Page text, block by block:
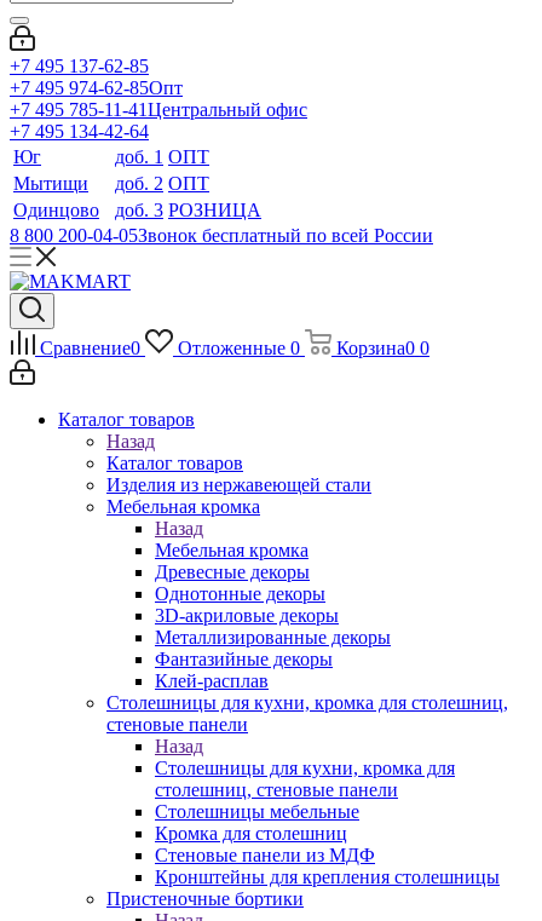
+7 495 137-62-85
+7 495 974-62-85Опт
+7 495 785-11-41Центральный офис
+7 495 134-42-64
Юг
доб. 1 ОПТ
Мытищи
доб. 2 ОПТ
Одинцово
доб. 3 РОЗНИЦА
8 800 200-04-05Звонок бесплатный по всей России
Сравнение0 Отложенные 0 Корзина0 0
Каталог товаров
Назад
Каталог товаров
Изделия из нержавеющей стали
Мебельная кромка
Назад
Мебельная кромка
Древесные декоры
Однотонные декоры
3D-акриловые декоры
Металлизированные декоры
Фантазийные декоры
Клей-расплав
Столешницы для кухни, кромка для столешниц,
стеновые панели
Назад
Столешницы для кухни, кромка для
столешниц, стеновые панели
Столешницы мебельные
Кромка для столешниц
Стеновые панели из МДФ
Кронштейны для крепления столешницы
Пристеночные бортики